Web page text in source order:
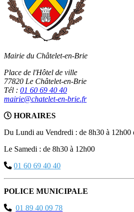
Mairie du Châtelet-en-Brie
Place de l'Hôtel de ville
77820 Le Châtelet-en-Brie
Tél : 01 60 69 40 40
mairie@chatelet-en-brie.fr
HORAIRES
Du Lundi au Vendredi : de 8h30 à 12h00
Le Samedi : de 8h30 à 12h00
01 60 69 40 40
POLICE MUNICIPALE
01 89 40 09 78